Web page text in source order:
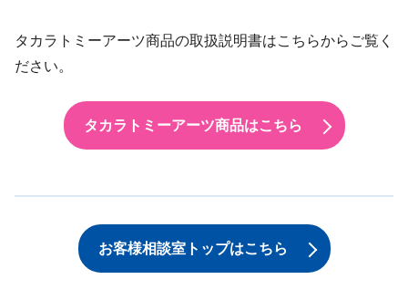
タカラトミーアーツ商品の取扱説明書はこちらからご覧く
ださい。
タカラトミーアーツ商品はこちら
お客様相談室トップはこちら